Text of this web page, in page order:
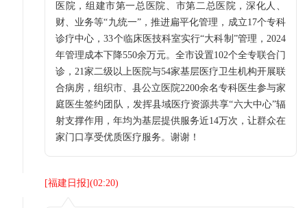
医院，组建市第一总医院、市第二总医院，深化人、
财、业务等“九统一”，推进扁平化管理，成立17个专科
诊疗中心，33个临床医技科室实行“大科制”管理，2024
年管理成本下降550余万元。全市设置102个全专联合门
诊，21家二级以上医院与54家基层医疗卫生机构开展联
合病房，组织市、县公立医院2200余名专科医生参与家
庭医生签约团队，发挥县域医疗资源共享“六大中心”辐
射支撑作用，年均为基层提供服务近14万次，让群众在
家门口享受优质医疗服务。谢谢！
[福建日报](02:20)